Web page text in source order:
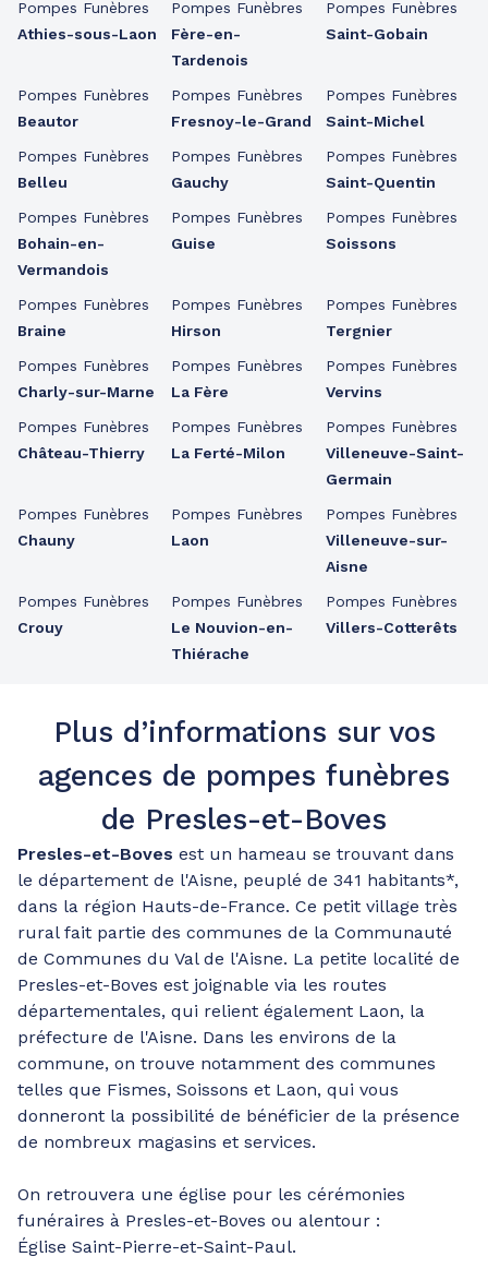
Pompes Funèbres
Athies-sous-Laon
Pompes Funèbres
Beautor
Pompes Funèbres
Belleu
Pompes Funèbres
Bohain-en-
Vermandois
Pompes Funèbres
Braine
Pompes Funèbres
Charly-sur-Marne
Pompes Funèbres
Château-Thierry
Pompes Funèbres
Chauny
Pompes Funèbres
Crouy
Pompes Funèbres
Fère-en-
Tardenois
Pompes Funèbres
Fresnoy-le-Grand
Pompes Funèbres
Gauchy
Pompes Funèbres
Guise
Pompes Funèbres
Hirson
Pompes Funèbres
La Fère
Pompes Funèbres
La Ferté-Milon
Pompes Funèbres
Laon
Pompes Funèbres
Le Nouvion-en-
Thiérache
Pompes Funèbres
Saint-Gobain
Pompes Funèbres
Saint-Michel
Pompes Funèbres
Saint-Quentin
Pompes Funèbres
Soissons
Pompes Funèbres
Tergnier
Pompes Funèbres
Vervins
Pompes Funèbres
Villeneuve-Saint-
Germain
Pompes Funèbres
Villeneuve-sur-
Aisne
Pompes Funèbres
Villers-Cotterêts
Plus d’informations sur vos
agences de pompes funèbres
de Presles-et-Boves
Presles-et-Boves est un hameau se trouvant dans
le département de l'Aisne, peuplé de 341 habitants*,
dans la région Hauts-de-France. Ce petit village très
rural fait partie des communes de la Communauté
de Communes du Val de l'Aisne. La petite localité de
Presles-et-Boves est joignable via les routes
départementales, qui relient également Laon, la
préfecture de l'Aisne. Dans les environs de la
commune, on trouve notamment des communes
telles que Fismes, Soissons et Laon, qui vous
donneront la possibilité de bénéficier de la présence
de nombreux magasins et services.
On retrouvera une église pour les cérémonies
funéraires à Presles-et-Boves ou alentour :
Église Saint-Pierre-et-Saint-Paul.